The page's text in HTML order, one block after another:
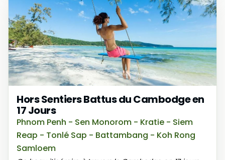
Hors Sentiers Battus du Cambodge en
17 Jours
Phnom Penh - Sen Monorom - Kratie - Siem
Reap - Tonlé Sap - Battambang - Koh Rong
Samloem